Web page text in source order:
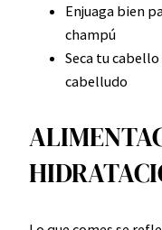
Enjuaga bien
champú
Seca tu
cabelludo